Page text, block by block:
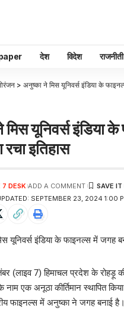
देश विदेश राजनीती
> अनुष्का ने मिस यूनिवर्स इंडिया के
यूनिवर्स इंडिया
इतिहास
SEPTEMBER 23, 2024 1:00
7 DESK ADD A COMMENT
(लाइव 7) हिमाचल प्रदेश के रोहड़ू की
नाम एक अनूठा कीर्तिमान स्थापित
फाइनल्स में अनुष्का ने जगह बनाई है।